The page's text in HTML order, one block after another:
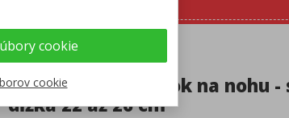
26 cm
Strieborný náramok na nohu -
dĺžka 22 až 26 cm
cookie
cookie